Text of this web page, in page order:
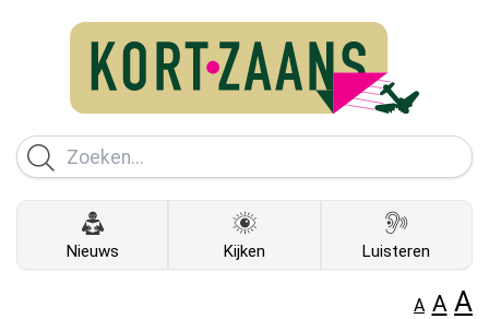
Nieuws Kijken Luisteren
A A A